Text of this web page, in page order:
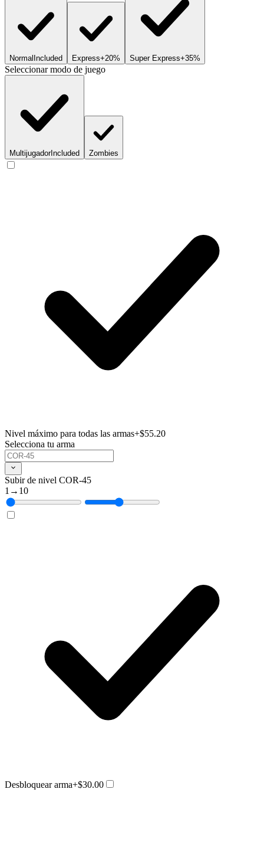
Normal Included Express+20% Super Express+35%
Seleccionar modo de juego
MultijugadorIncluded Zombies
Nivel máximo para todas las armas+$55.20
Selecciona tu arma
Subir de nivel COR-45
1 → 10
Desbloquear arma+$30.00